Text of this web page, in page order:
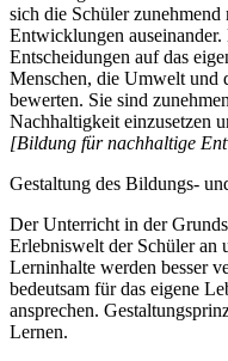
sich die Schüler
Entwicklungen
Entscheidungen auf das
Menschen, die Umwelt und
bewerten. Sie sind
Nachhaltigkeit einzusetzen
[Bildung für nachhaltige
Gestaltung des Bildungs-
Der Unterricht in der
Erlebniswelt der Schüler an
Lerninhalte werden besser
bedeutsam für das eigene
ansprechen.
Lernen.